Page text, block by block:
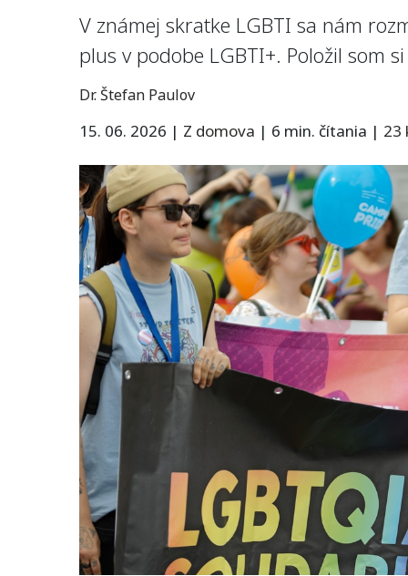
V známej skratke LGBTI sa nám
plus v podobe LGBTI+. Položil som
Dr. Štefan Paulov
15. 06. 2026 | Z domova | 6 min. čítania | 23